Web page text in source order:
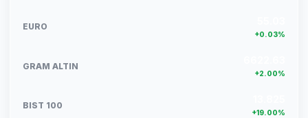
EURO
+0.03%
GRAM ALTIN
+2.00%
BIST 100
+19.00%